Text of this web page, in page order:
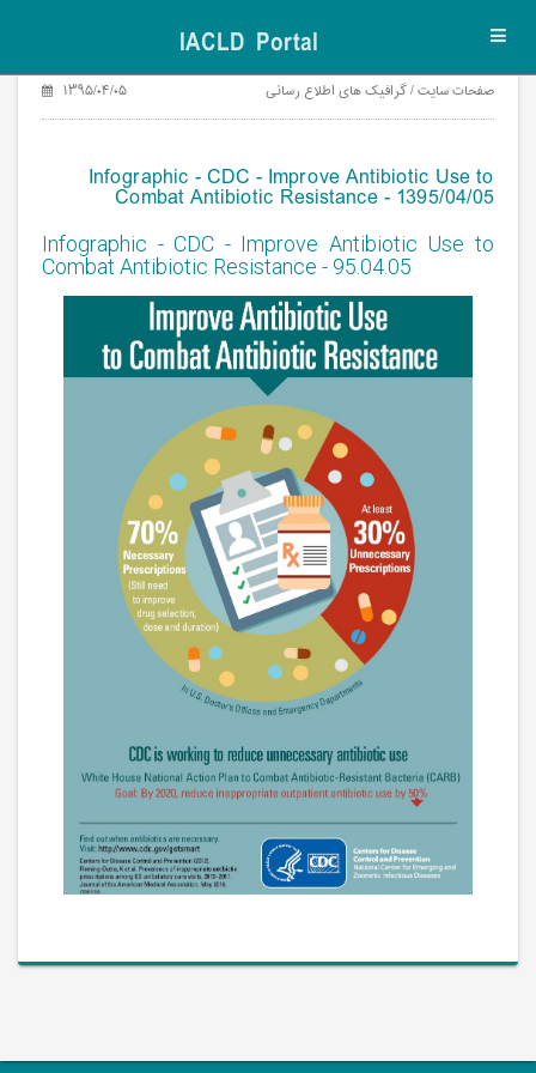
IACLD Portal
صفحات سایت / گرافیک های اطلاع رسانی ۱۳۹۵/۰۴/۰۵
Infographic - CDC - Improve Antibiotic Use to
Combat Antibiotic Resistance - 1395/04/05
Infographic - CDC - Improve Antibiotic Use to
Combat Antibiotic Resistance - 95.04.05